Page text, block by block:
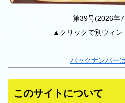
第39号(2026年
▲クリックで別ウィン
バックナンバー
このサイトについて